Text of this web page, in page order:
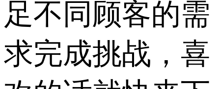
足不同顾客的需
求完成挑战，喜